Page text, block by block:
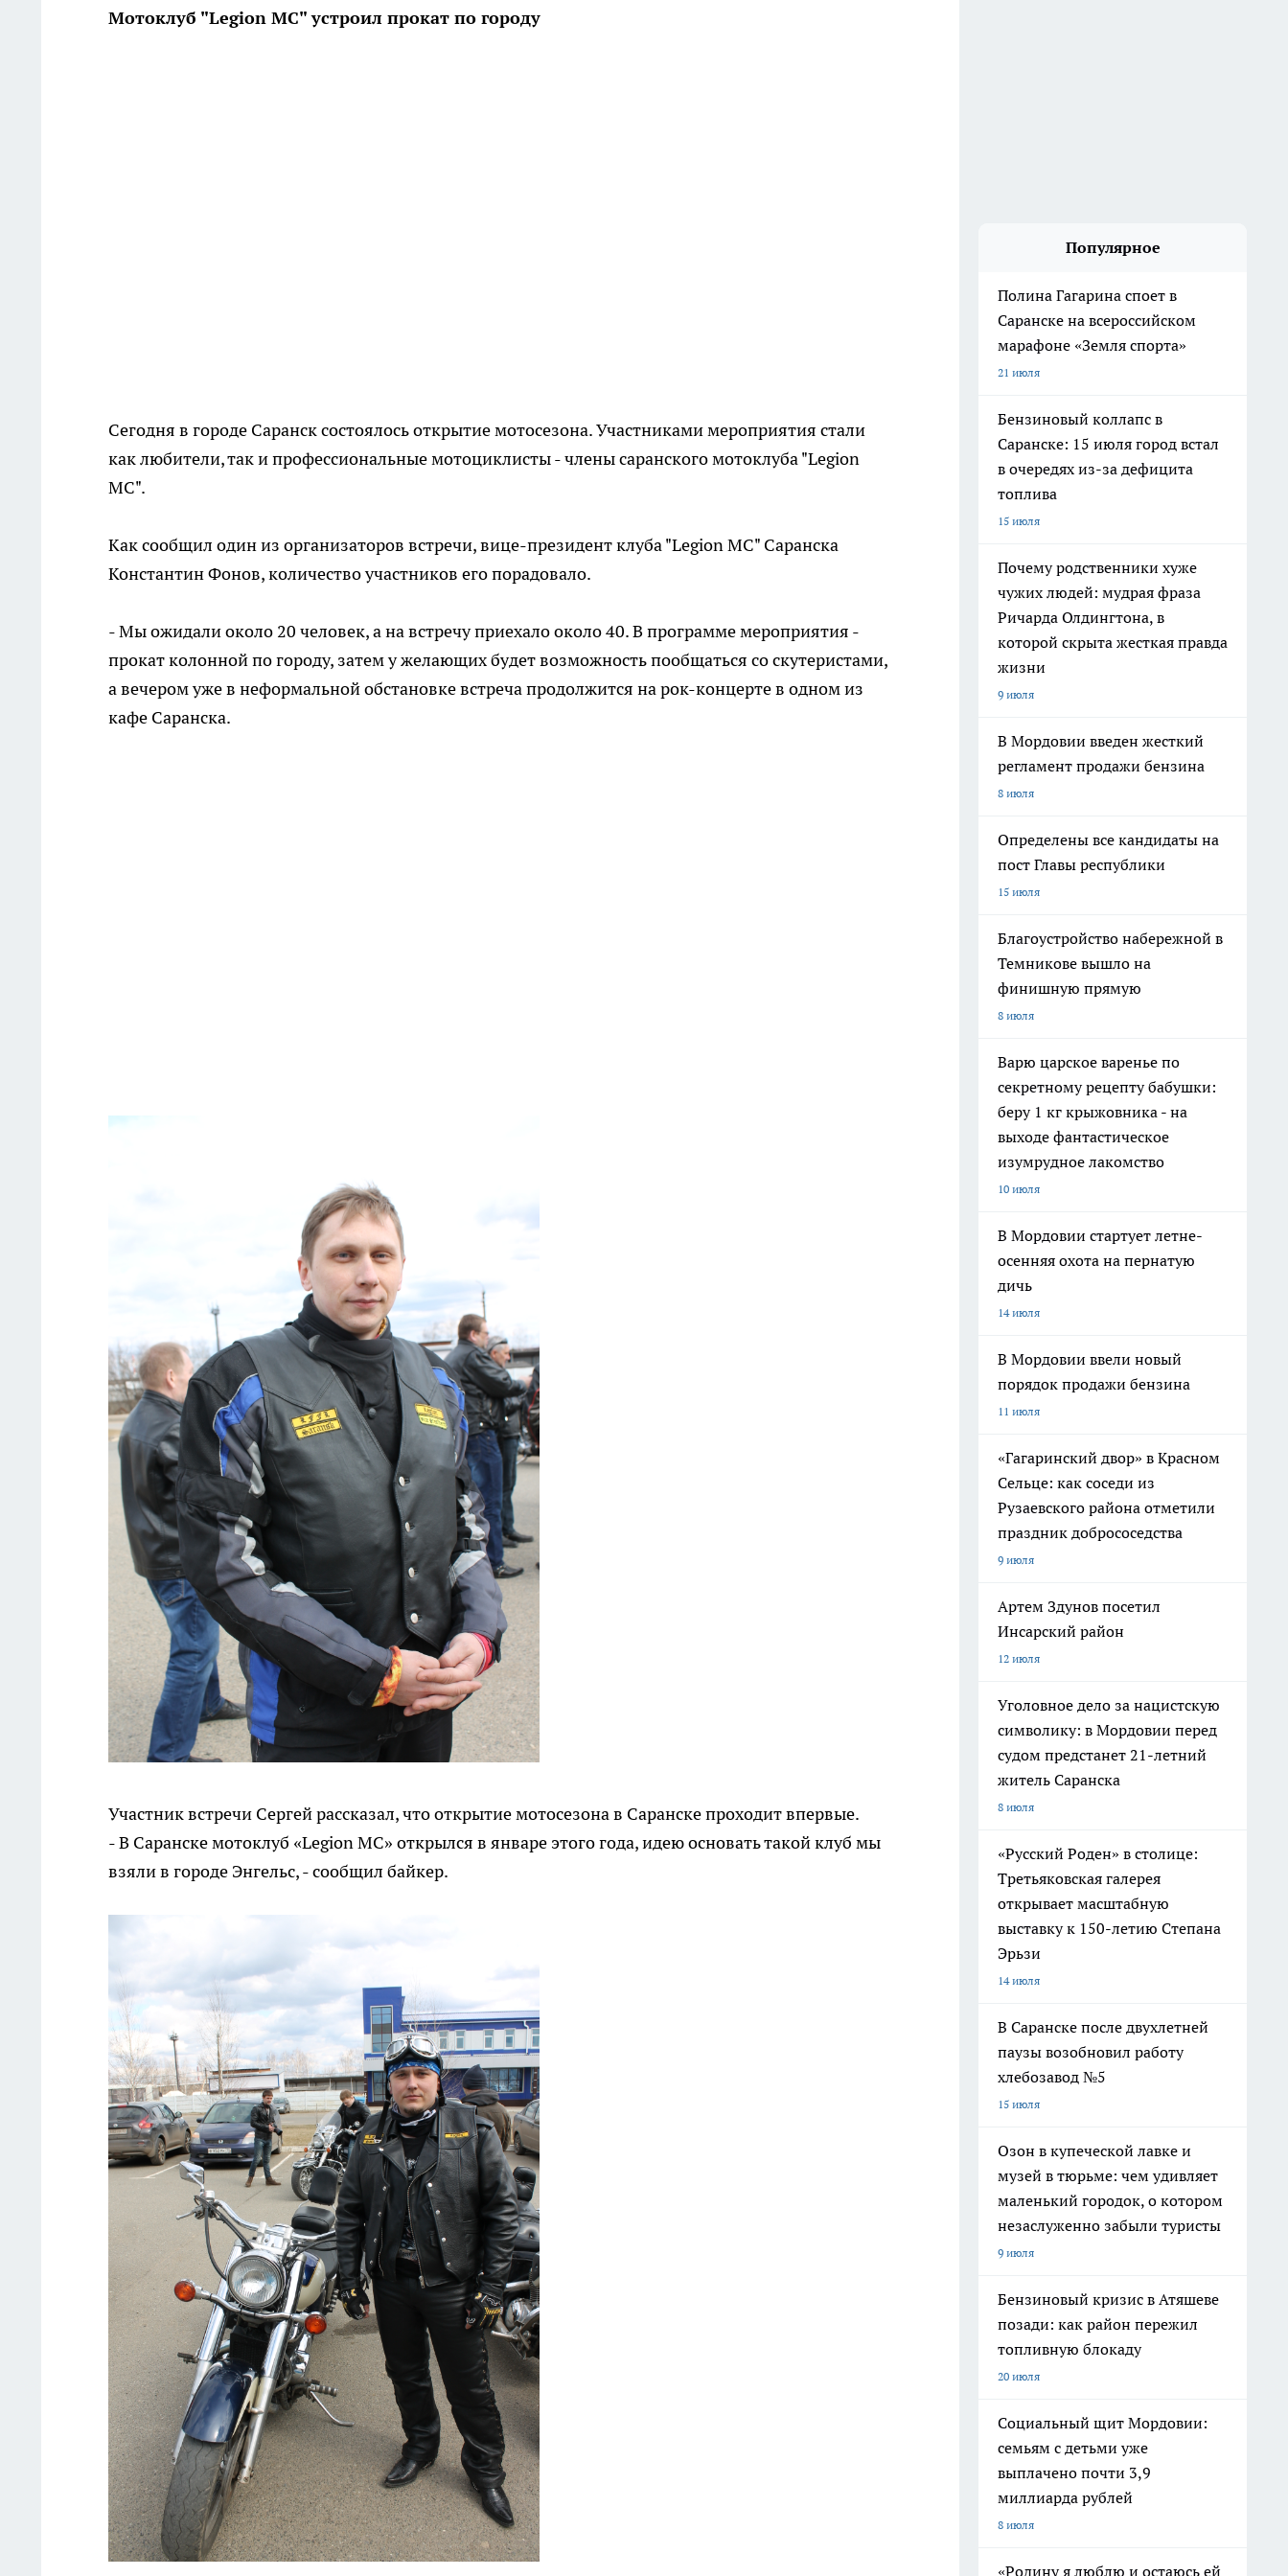
Мотоклуб "Legion MC" устроил прокат по городу
Сегодня в городе Саранск состоялось открытие мотосезона. Участниками мероприятия стали
как любители, так и профессиональные мотоциклисты - члены саранского мотоклуба "Legion
MC".
Как сообщил один из организаторов встречи, вице-президент клуба "Legion MС" Саранска
Константин Фонов, количество участников его порадовало.
- Мы ожидали около 20 человек, а на встречу приехало около 40. В программе мероприятия -
прокат колонной по городу, затем у желающих будет возможность пообщаться со скутеристами,
а вечером уже в неформальной обстановке встреча продолжится на рок-концерте в одном из
кафе Саранска.
Участник встречи Сергей рассказал, что открытие мотосезона в Саранске проходит впервые.
- В Саранске мотоклуб «Legion MC» открылся в январе этого года, идею основать такой клуб мы
взяли в городе Энгельс, - сообщил байкер.
Популярное
Полина Гагарина споет в
Саранске на всероссийском
марафоне «Земля спорта»
21 июля
Бензиновый коллапс в
Саранске: 15 июля город встал
в очередях из-за дефицита
топлива
15 июля
Почему родственники хуже
чужих людей: мудрая фраза
Ричарда Олдингтона, в
которой скрыта жесткая правда
жизни
9 июля
В Мордовии введен жесткий
регламент продажи бензина
8 июля
Определены все кандидаты на
пост Главы республики
15 июля
Благоустройство набережной в
Темникове вышло на
финишную прямую
8 июля
Варю царское варенье по
секретному рецепту бабушки:
беру 1 кг крыжовника - на
выходе фантастическое
изумрудное лакомство
10 июля
В Мордовии стартует летне-
осенняя охота на пернатую
дичь
14 июля
В Мордовии ввели новый
порядок продажи бензина
11 июля
«Гагаринский двор» в Красном
Сельце: как соседи из
Рузаевского района отметили
праздник добрососедства
9 июля
Артем Здунов посетил
Инсарский район
12 июля
Уголовное дело за нацистскую
символику: в Мордовии перед
судом предстанет 21-летний
житель Саранска
8 июля
«Русский Роден» в столице:
Третьяковская галерея
открывает масштабную
выставку к 150-летию Степана
Эрьзи
14 июля
В Саранске после двухлетней
паузы возобновил работу
хлебозавод №5
15 июля
Озон в купеческой лавке и
музей в тюрьме: чем удивляет
маленький городок, о котором
незаслуженно забыли туристы
9 июля
Бензиновый кризис в Атяшеве
позади: как район пережил
топливную блокаду
20 июля
Социальный щит Мордовии:
семьям с детьми уже
выплачено почти 3,9
миллиарда рублей
8 июля
«Родину я люблю и остаюсь ей